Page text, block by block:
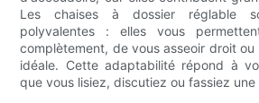
Les chaises à dossier réglable
polyvalentes : elles vous
complètement, de vous asseoir droit
idéale. Cette adaptabilité répond à
que vous lisiez, discutiez ou fassiez une